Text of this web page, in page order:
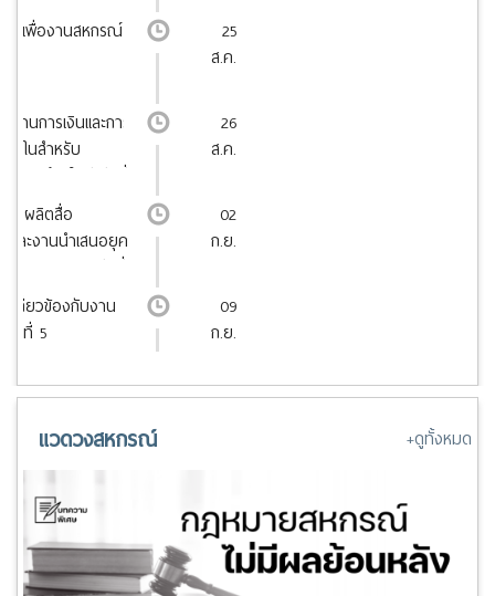
25
ส.ค.
ยเพื่องานสหกรณ์
26
ส.ค.
านการเงินและการ
ยในสำหรับ
หกรณ์ยุคใหม่ รุ่นที่
02
ก.ย.
ารผลิตสื่อ
และงานนำเสนอยุค
AI ครบวงจร รุ่นที่
09
ก.ย.
เกี่ยวข้องกับงาน
นที่ 5
แวดวงสหกรณ์ +ดูทั้งหมด